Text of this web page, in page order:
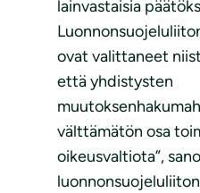
lainvastaisia
ovat valittaneet
että yhdistysten
välttämätön osa
oikeusvaltiota”,
luonnonsuojeluliiton